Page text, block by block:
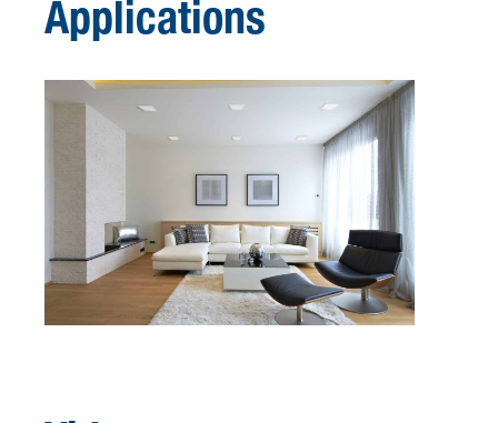
Applications